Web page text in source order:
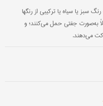
سبز یا سیاه یا ترکیبی از رنگها
به‌صورت جفتی حمل می‌کنند؛ و
می‌دهند.